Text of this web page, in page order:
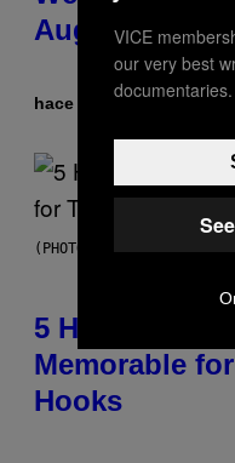
August 15
hace 3 horasPorAshley
(PHOTO BY STEVE
5 Hip-Hop
Memorable
Hooks
VICE
our very best
documentaries.